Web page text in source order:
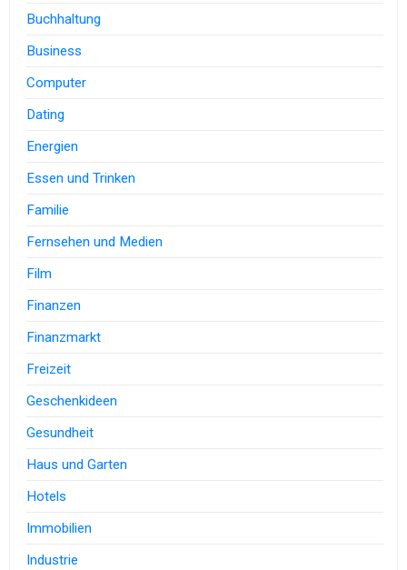
Buchhaltung
Business
Computer
Dating
Energien
Essen und Trinken
Familie
Fernsehen und Medien
Film
Finanzen
Finanzmarkt
Freizeit
Geschenkideen
Gesundheit
Haus und Garten
Hotels
Immobilien
Industrie